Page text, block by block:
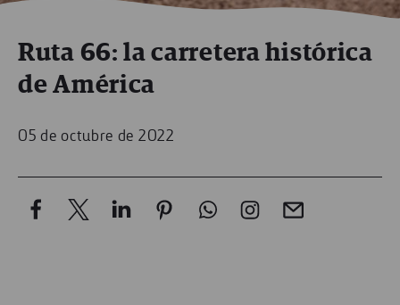
Ruta 66: la carretera histórica
de América
05 de octubre de 2022